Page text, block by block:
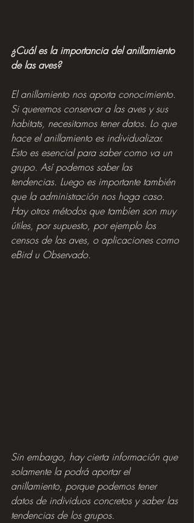
¿Cuál es la importancia del anillamiento
de las aves?
El anillamiento nos aporta conocimiento.
Si queremos conservar a las aves y sus
habitats, necesitamos tener datos. Lo que
hace el anillamiento es individualizar.
Esto es esencial para saber como va un
grupo. Así podemos saber las
tendencias. Luego es importante también
que la administración nos haga caso.
Hay otros métodos que tambíen son muy
útiles, por supuesto, por ejemplo los
censos de las aves, o aplicaciones como
eBird u Observado.
Sin embargo, hay cierta información que
solamente la podrá aportar el
anillamiento, porque podemos tener
datos de individuos concretos y saber las
tendencias de los grupos.